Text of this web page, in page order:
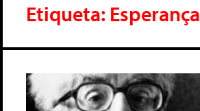
Etiqueta: Esperança